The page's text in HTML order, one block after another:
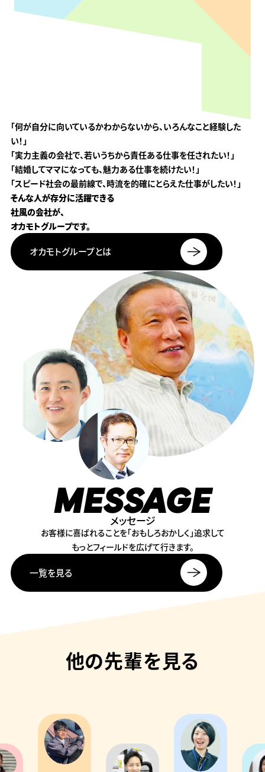
｢何が自分に向いているかわからないから、 いろんなこと経験した
い！｣
｢実力主義の会社で、若いうちから責任ある仕事を任されたい！｣
｢結婚してママになっても、魅力ある仕事を続けたい！｣
｢スピード社会の最前線で、 時流を的確にとらえた仕事がしたい！｣
そんな人が存分に活躍できる
社風の会社が、
オカモトグループです。
オカモトグループとは
MESSAGE
メッセージ
お客様に喜ばれることを「おもしろおかしく」追求して
もっとフィールドを広げて行きます。
一覧を見る
他の先輩を見る